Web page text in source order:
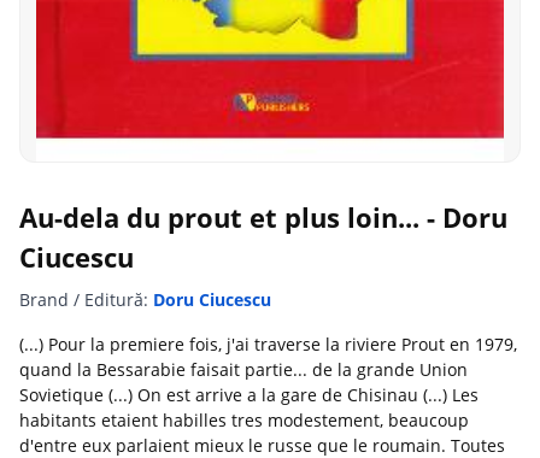
Au-dela du prout et plus loin... - Doru
Ciucescu
Brand / Editură: Doru Ciucescu
(...) Pour la premiere fois, j'ai traverse la riviere Prout en 1979,
quand la Bessarabie faisait partie... de la grande Union
Sovietique (...) On est arrive a la gare de Chisinau (...) Les
habitants etaient habilles tres modestement, beaucoup
d'entre eux parlaient mieux le russe que le roumain. Toutes